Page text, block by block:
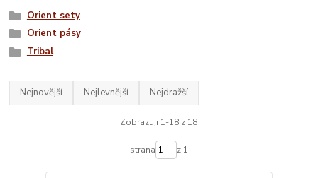
Orient sety
Orient pásy
Tribal
Nejnovější Nejlevnější Nejdražší
Zobrazuji 1-18 z 18
strana z 1